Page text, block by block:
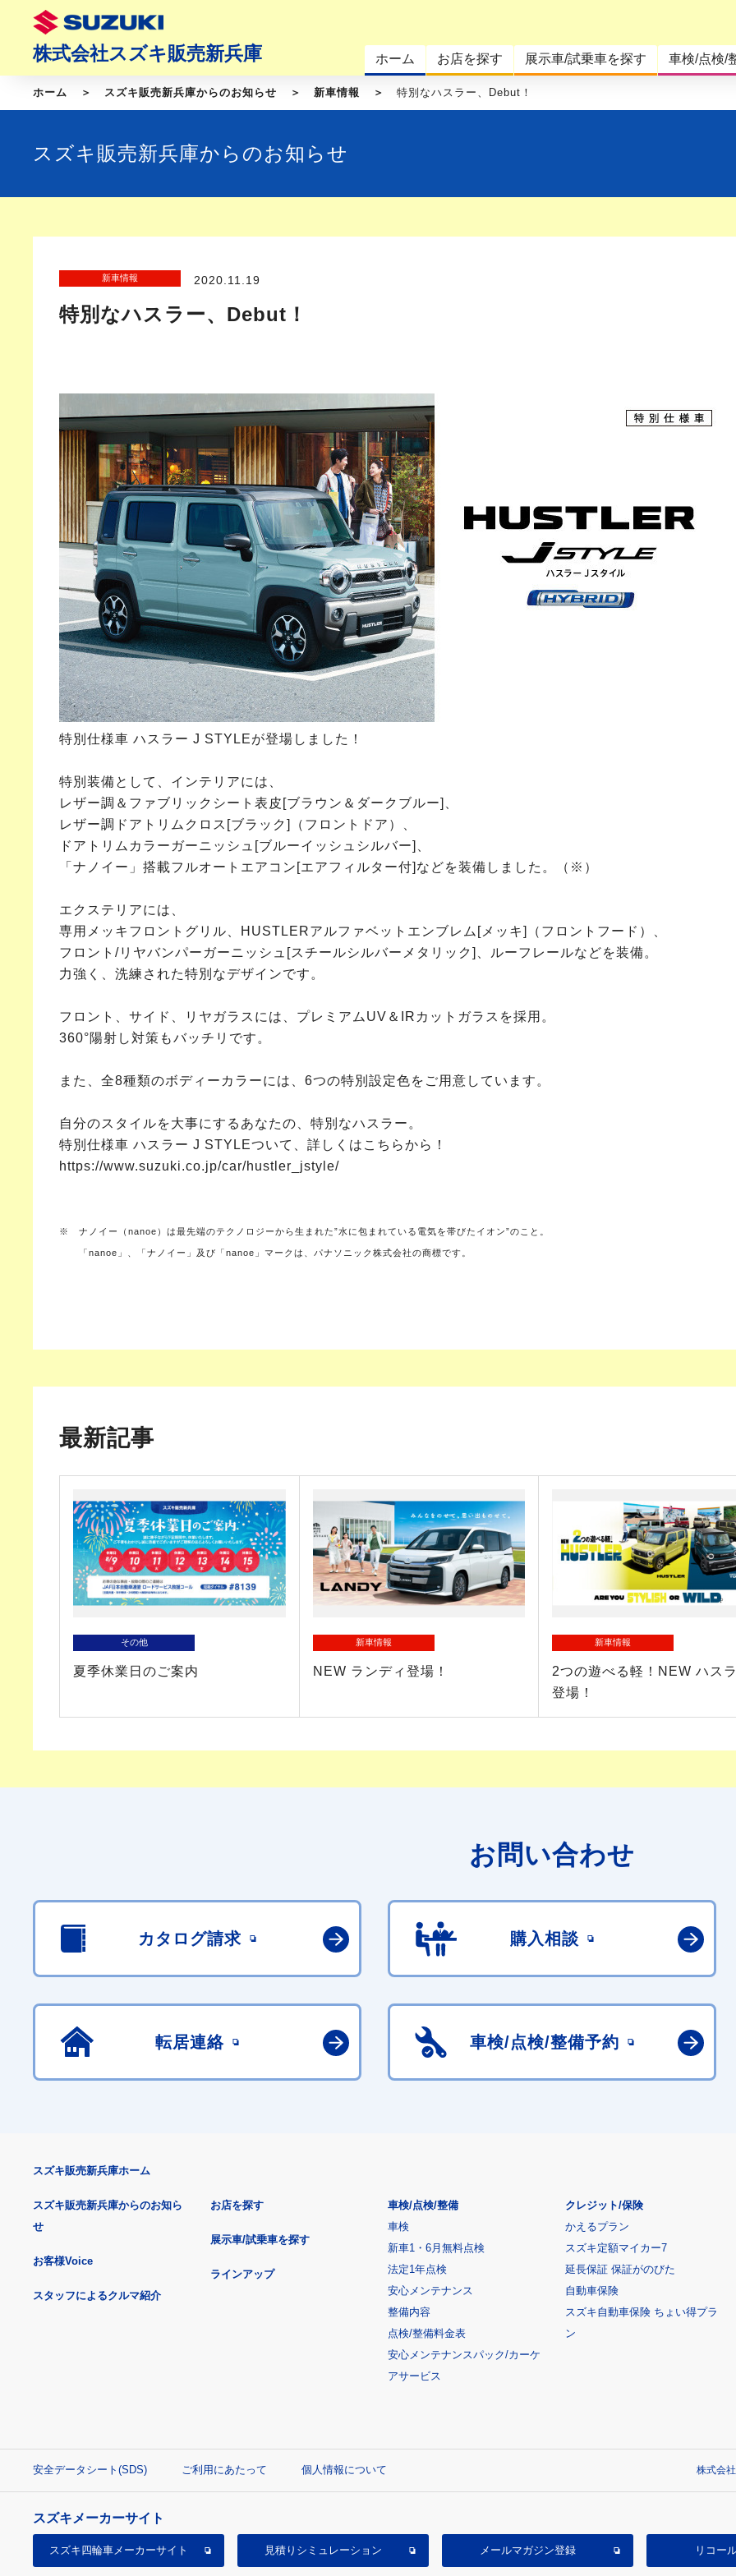
株式会社スズキ販売新兵庫 ホーム お店を探す 展示車/試乗車を探す 車検/点検/
ホーム スズキ販売新兵庫からのお知らせ 新車情報 特別なハスラー、Debut！
スズキ販売新兵庫からのお知らせ
新車情報 2020.11.19
特別なハスラー、Debut！
特別仕様車 ハスラー J STYLEが登場しました！
特別装備として、インテリアには、
レザー調＆ファブリックシート表皮[ブラウン＆ダークブルー]、
レザー調ドアトリムクロス[ブラック]（フロントドア）、
ドアトリムカラーガーニッシュ[ブルーイッシュシルバー]、
「ナノイー」搭載フルオートエアコン[エアフィルター付]などを装備しました。（※）
エクステリアには、
専用メッキフロントグリル、HUSTLERアルファベットエンブレム[メッキ]（フロントフード）、
フロント/リヤバンパーガーニッシュ[スチールシルバーメタリック]、ルーフレールなどを装備。
力強く、洗練された特別なデザインです。
フロント、サイド、リヤガラスには、プレミアムUV＆IRカットガラスを採用。
360°陽射し対策もバッチリです。
また、全8種類のボディーカラーには、6つの特別設定色をご用意しています。
自分のスタイルを大事にするあなたの、特別なハスラー。
特別仕様車 ハスラー J STYLEついて、詳しくはこちらから！
https://www.suzuki.co.jp/car/hustler_jstyle/
※ ナノイー（nanoe）は最先端のテクノロジーから生まれた”水に包まれている電気を帯びたイオン”のこと。
「nanoe」、「ナノイー」及び「nanoe」マークは、パナソニック株式会社の商標です。
最新記事
その他
夏季休業日のご案内
新車情報
NEW ランディ登場！
新車情報
2つの遊べる軽！NEW ハス
登場！
お問い合わせ
カタログ請求 購入相談
転居連絡 車検/点検/整備予約
スズキ販売新兵庫ホーム
スズキ販売新兵庫からのお知ら
せ
お客様Voice
スタッフによるクルマ紹介
お店を探す
展示車/試乗車を探す
ラインアップ
車検/点検/整備
車検
新車1・6月無料点検
法定1年点検
安心メンテナンス
整備内容
点検/整備料金表
安心メンテナンスパック/カーケ
アサービス
クレジット/保険
かえるプラン
スズキ定額マイカー7
延長保証 保証がのびた
自動車保険
スズキ自動車保険 ちょい得プラ
ン
安全データシート(SDS) ご利用にあたって 個人情報について 株式会
スズキメーカーサイト
スズキ四輪車メーカーサイト 見積り シミュレーション メールマガジン登録 リコー